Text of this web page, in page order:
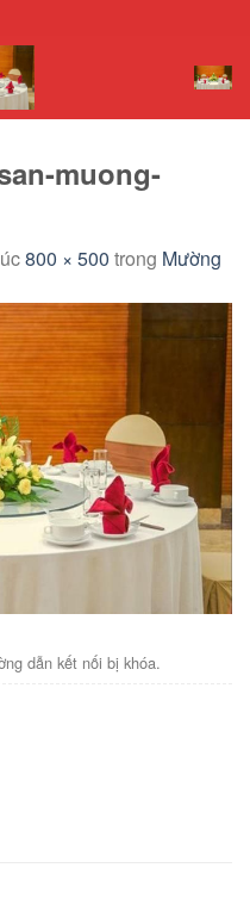
muong-
800 × 500 trong Mường
dẫn kết nối bị khóa.